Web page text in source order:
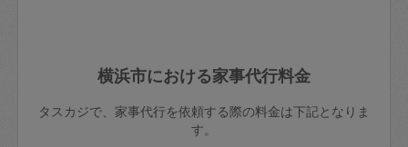
横浜市における家事代行料金
タスカジで、家事代行を依頼する際の料金は下記となりま
す。